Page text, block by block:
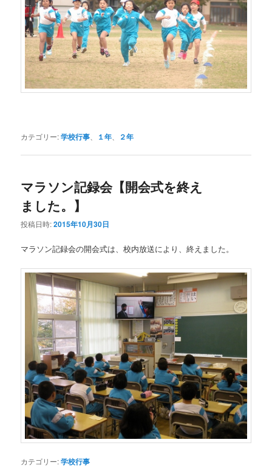
カテゴリー:学校行事 １年 ２年
マラソン記録会【開会式を終え
ました。】
投稿日時:2015年10月30日
マラソン記録会の開会式は、校内放送により、終えました。
カテゴリー:学校行事